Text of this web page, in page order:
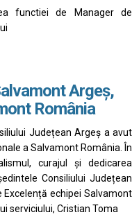
functiei de Manager de
Argeș,
România
Județean Argeș a avut
a Salvamont România. În
curajul și dedicarea
Consiliului Județean
Excelență echipei Salvamont
serviciului, Cristian Toma